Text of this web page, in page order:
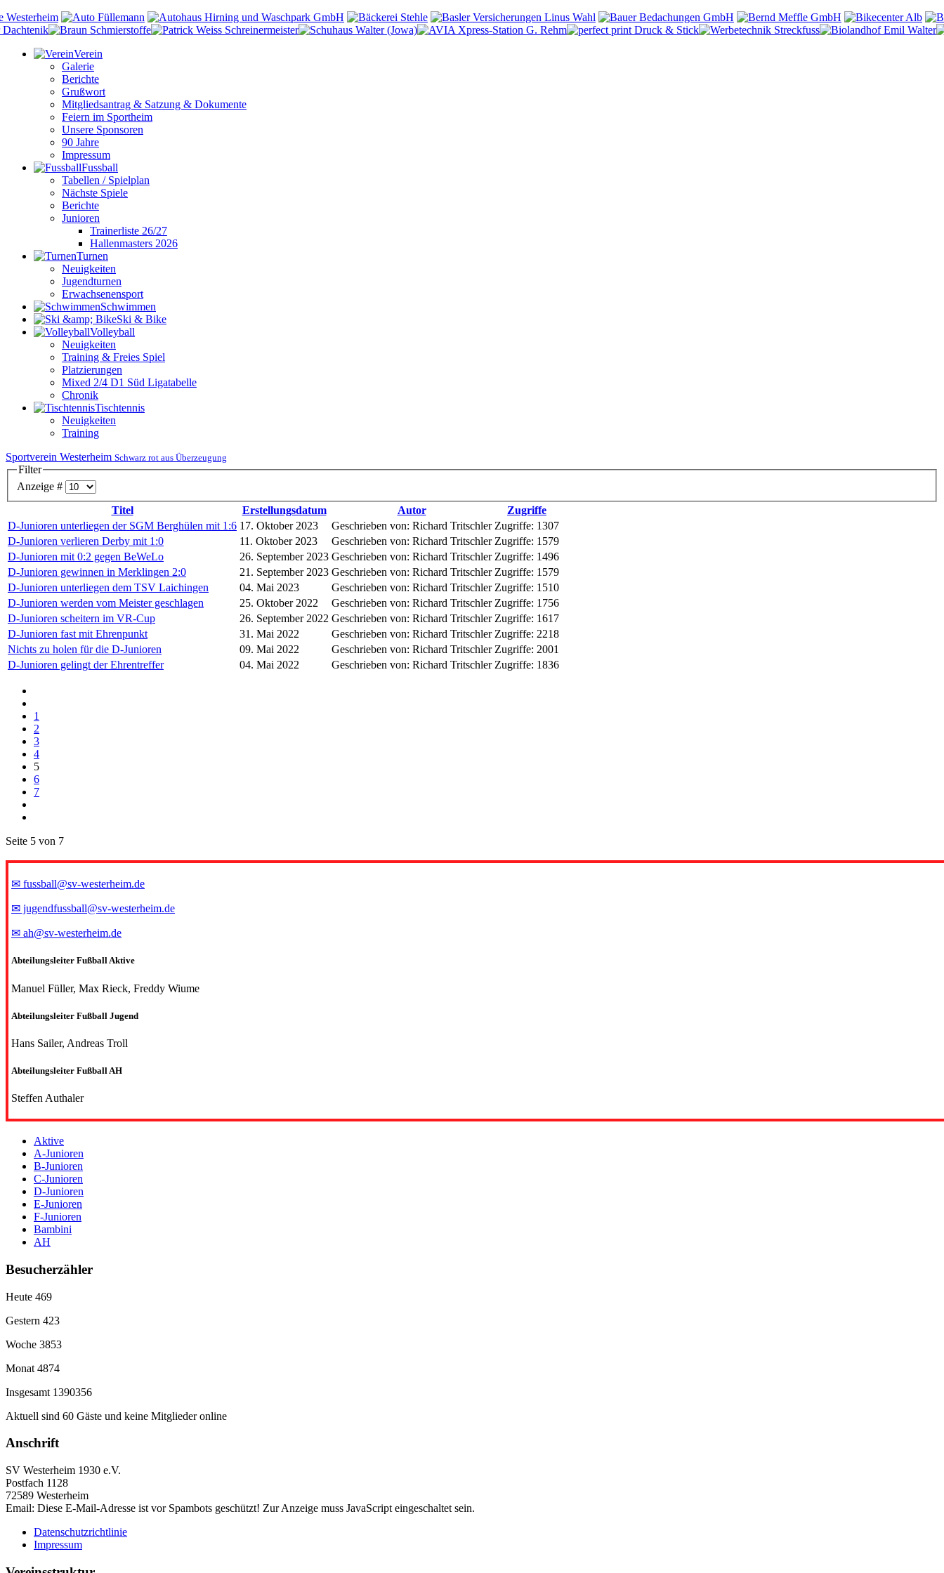
Verein
Galerie
Berichte
Grußwort
Mitgliedsantrag & Satzung & Dokumente
Feiern im Sportheim
Unsere Sponsoren
90 Jahre
Impressum
Fussball
Tabellen / Spielplan
Nächste Spiele
Berichte
Junioren
Trainerliste 26/27
Hallenmasters 2026
Turnen
Neuigkeiten
Jugendturnen
Erwachsenensport
Schwimmen
Ski & Bike
Volleyball
Neuigkeiten
Training & Freies Spiel
Platzierungen
Mixed 2/4 D1 Süd Ligatabelle
Chronik
Tischtennis
Neuigkeiten
Training
Sportverein Westerheim Schwarz rot aus Überzeugung
Filter
Anzeige #
Titel
Erstellungsdatum Autor
Zugriffe
D-Junioren unterliegen der SGM Berghülen mit 1:6 17. Oktober 2023 Geschrieben von: Richard Tritschler Zugriffe: 1307
D-Junioren verlieren Derby mit 1:0
11. Oktober 2023 Geschrieben von: Richard Tritschler Zugriffe: 1579
D-Junioren mit 0:2 gegen BeWeLo
26. September 2023 Geschrieben von: Richard Tritschler Zugriffe: 1496
D-Junioren gewinnen in Merklingen 2:0
21. September 2023 Geschrieben von: Richard Tritschler Zugriffe: 1579
D-Junioren unterliegen dem TSV Laichingen
04. Mai 2023 Geschrieben von: Richard Tritschler Zugriffe: 1510
D-Junioren werden vom Meister geschlagen
25. Oktober 2022 Geschrieben von: Richard Tritschler Zugriffe: 1756
D-Junioren scheitern im VR-Cup
26. September 2022 Geschrieben von: Richard Tritschler Zugriffe: 1617
D-Junioren fast mit Ehrenpunkt
31. Mai 2022 Geschrieben von: Richard Tritschler Zugriffe: 2218
Nichts zu holen für die D-Junioren
09. Mai 2022 Geschrieben von: Richard Tritschler Zugriffe: 2001
D-Junioren gelingt der Ehrentreffer
04. Mai 2022 Geschrieben von: Richard Tritschler Zugriffe: 1836
1
2
3
4
5
6
7
Seite 5 von 7
✉ fussball@sv-westerheim.de
✉ jugendfussball@sv-westerheim.de
✉ ah@sv-westerheim.de
Abteilungsleiter Fußball Aktive
Manuel Füller, Max Rieck, Freddy Wiume
Abteilungsleiter Fußball Jugend
Hans Sailer, Andreas Troll
Abteilungsleiter Fußball AH
Steffen Authaler
Aktive
A-Junioren
B-Junioren
C-Junioren
D-Junioren
E-Junioren
F-Junioren
Bambini
AH
Besucherzähler
Heute 469
Gestern 423
Woche 3853
Monat 4874
Insgesamt 1390356
Aktuell sind 60 Gäste und keine Mitglieder online
Anschrift
SV Westerheim 1930 e.V.
Postfach 1128
72589 Westerheim
Email: Diese E-Mail-Adresse ist vor Spambots geschützt! Zur Anzeige muss JavaScript eingeschaltet sein.
Datenschutzrichtlinie
Impressum